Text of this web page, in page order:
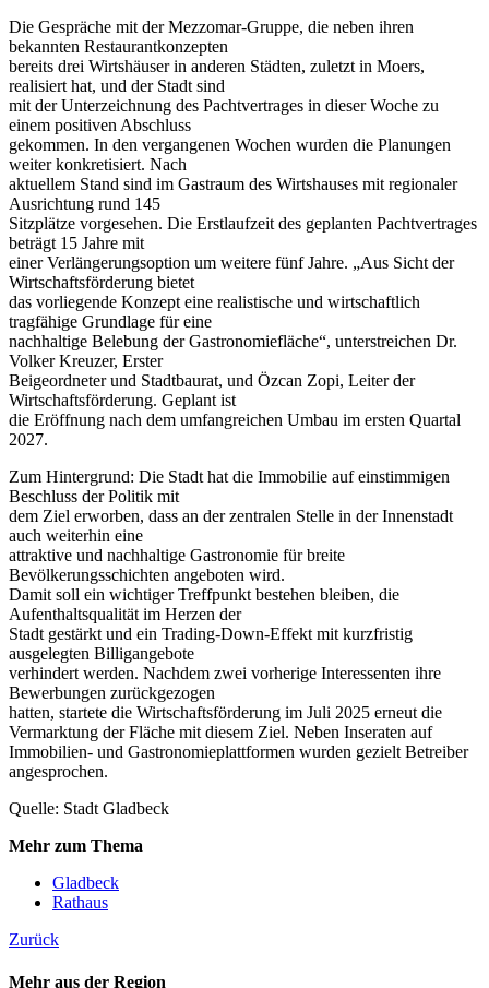
Die Gespräche mit der Mezzomar-Gruppe, die neben ihren
bekannten Restaurantkonzepten
bereits drei Wirtshäuser in anderen Städten, zuletzt in Moers,
realisiert hat, und der Stadt sind
mit der Unterzeichnung des Pachtvertrages in dieser Woche zu
einem positiven Abschluss
gekommen. In den vergangenen Wochen wurden die Planungen
weiter konkretisiert. Nach
aktuellem Stand sind im Gastraum des Wirtshauses mit regionaler
Ausrichtung rund 145
Sitzplätze vorgesehen. Die Erstlaufzeit des geplanten Pachtvertrages
beträgt 15 Jahre mit
einer Verlängerungsoption um weitere fünf Jahre. „Aus Sicht der
Wirtschaftsförderung bietet
das vorliegende Konzept eine realistische und wirtschaftlich
tragfähige Grundlage für eine
nachhaltige Belebung der Gastronomiefläche“, unterstreichen Dr.
Volker Kreuzer, Erster
Beigeordneter und Stadtbaurat, und Özcan Zopi, Leiter der
Wirtschaftsförderung. Geplant ist
die Eröffnung nach dem umfangreichen Umbau im ersten Quartal
2027.
Zum Hintergrund: Die Stadt hat die Immobilie auf einstimmigen
Beschluss der Politik mit
dem Ziel erworben, dass an der zentralen Stelle in der Innenstadt
auch weiterhin eine
attraktive und nachhaltige Gastronomie für breite
Bevölkerungsschichten angeboten wird.
Damit soll ein wichtiger Treffpunkt bestehen bleiben, die
Aufenthaltsqualität im Herzen der
Stadt gestärkt und ein Trading-Down-Effekt mit kurzfristig
ausgelegten Billigangebote
verhindert werden. Nachdem zwei vorherige Interessenten ihre
Bewerbungen zurückgezogen
hatten, startete die Wirtschaftsförderung im Juli 2025 erneut die
Vermarktung der Fläche mit diesem Ziel. Neben Inseraten auf
Immobilien- und Gastronomieplattformen wurden gezielt Betreiber
angesprochen.
Quelle: Stadt Gladbeck
Mehr zum Thema
Gladbeck
Rathaus
Zurück
Mehr aus der Region